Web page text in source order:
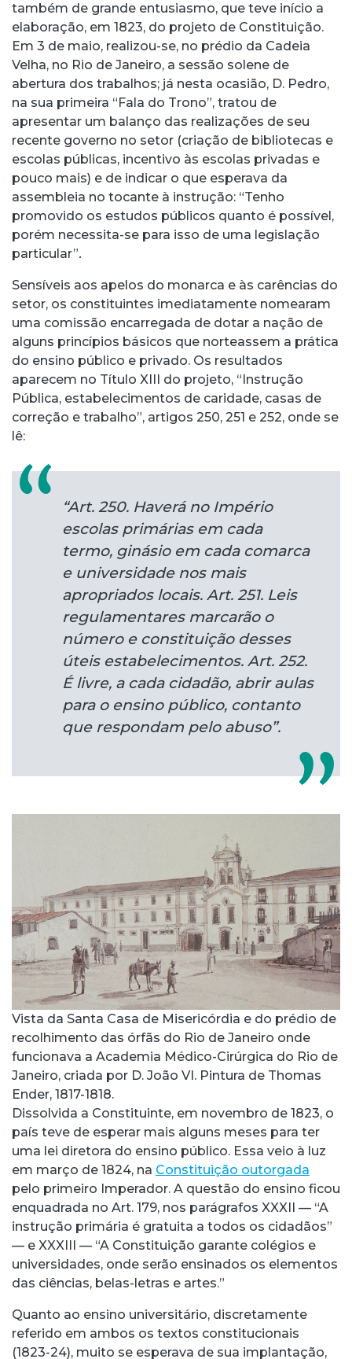
também de grande entusiasmo, que teve início a
elaboração, em 1823, do projeto de Constituição.
Em 3 de maio, realizou-se, no prédio da Cadeia
Velha, no Rio de Janeiro, a sessão solene de
abertura dos trabalhos; já nesta ocasião, D. Pedro,
na sua primeira “Fala do Trono”, tratou de
apresentar um balanço das realizações de seu
recente governo no setor (criação de bibliotecas e
escolas públicas, incentivo às escolas privadas e
pouco mais) e de indicar o que esperava da
assembleia no tocante à instrução: “Tenho
promovido os estudos públicos quanto é possível,
porém necessita-se para isso de uma legislação
particular”.
Sensíveis aos apelos do monarca e às carências do
setor, os constituintes imediatamente nomearam
uma comissão encarregada de dotar a nação de
alguns princípios básicos que norteassem a prática
do ensino público e privado. Os resultados
aparecem no Título XIII do projeto, “Instrução
Pública, estabelecimentos de caridade, casas de
correção e trabalho”, artigos 250, 251 e 252, onde se
lê:
“Art. 250. Haverá no Império
escolas primárias em cada
termo, ginásio em cada comarca
e universidade nos mais
apropriados locais. Art. 251. Leis
regulamentares marcarão o
número e constituição desses
úteis estabelecimentos. Art. 252.
É livre, a cada cidadão, abrir aulas
para o ensino público, contanto
que respondam pelo abuso”.
Vista da Santa Casa de Misericórdia e do prédio de
recolhimento das órfãs do Rio de Janeiro onde
funcionava a Academia Médico-Cirúrgica do Rio de
Janeiro, criada por D. João VI. Pintura de Thomas
Ender, 1817-1818.
Dissolvida a Constituinte, em novembro de 1823, o
país teve de esperar mais alguns meses para ter
uma lei diretora do ensino público. Essa veio à luz
em março de 1824, na Constituição outorgada
pelo primeiro Imperador. A questão do ensino ficou
enquadrada no Art. 179, nos parágrafos XXXII –– “A
instrução primária é gratuita a todos os cidadãos”
–– e XXXIII –– “A Constituição garante colégios e
universidades, onde serão ensinados os elementos
das ciências, belas-letras e artes.”
Quanto ao ensino universitário, discretamente
referido em ambos os textos constitucionais
(1823-24), muito se esperava de sua implantação,